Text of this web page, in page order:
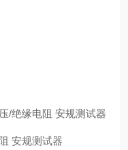
/绝缘电阻 安规测试器
安规测试器